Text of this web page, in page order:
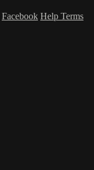
Facebook Help Terms